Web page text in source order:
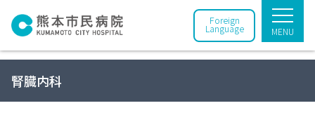
Foreign
Language MENU
腎臓内科